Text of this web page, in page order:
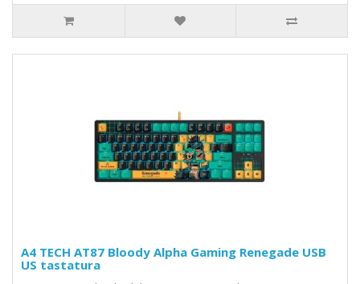
A4 TECH AT87 Bloody Alpha Gaming Renegade USB
US tastatura